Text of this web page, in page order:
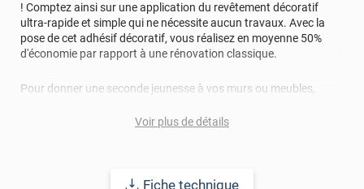
! Comptez ainsi sur une application du revêtement décoratif
ultra-rapide et simple qui ne nécessite aucun travaux. Avec la
pose de cet adhésif décoratif, vous réalisez en moyenne 50%
d'économie par rapport à une rénovation classique.
Pour donner une seconde jeunesse à vos murs ou meubles,
résistance à l’eau, à la saleté, à l’abrasion, aux UV et à l’usure.
Voir plus de détails
Fiche technique